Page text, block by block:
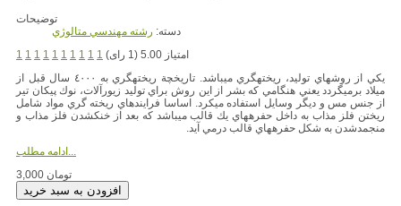
توضیحات
دسته: رشته مهندسي متالوژي
1 1 1 1 1 1 1 1 1 1
امتیاز 5.00 (1 رای)
يكي از روشهاي توليد، ريختهگري ميباشد. تاريخچة ريختهگري به ٤٠٠٠ سال قبل از
ميلاد برميگردد يعني هنگامي كه بشر از اين روش براي توليد زيورآلات، نوك پيكان تير
از جنس مس و ديگر وسايل استفاده ميكرد. اساسا فرايندهاي ريخته گري مواد شامل
ريختن فلز مذاب به داخل حفرههاي يك قالب ميباشد كه بعد از خنكشدن فلز مذاب و
منجمدشدن به شكل حفرههاي قالب درمي آيد.
ادامه مطلب...
3,000 تومان